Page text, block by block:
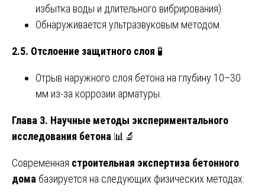
избытка воды и длительного вибрирования).
Обнаруживается ультразвуковым методом.
2.5. Отслоение защитного слоя 🧪
Отрыв наружного слоя бетона на глубину 10–30
мм из-за коррозии арматуры.
Глава 3. Научные методы экспериментального
исследования бетона 📊🔬
Современная строительная экспертиза бетонного
дома базируется на следующих физических методах: